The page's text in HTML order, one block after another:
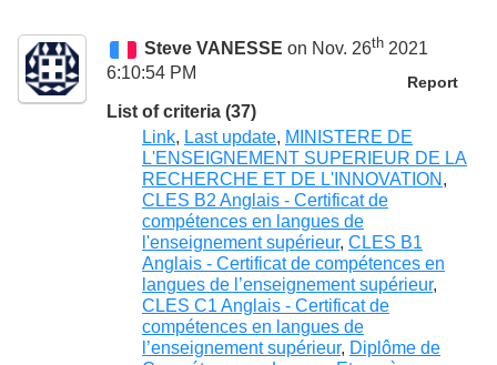
Steve VANESSE on Nov. 26th 2021
6:10:54 PM
Report
List of criteria (37)
Link, Last update, MINISTERE DE
L'ENSEIGNEMENT SUPERIEUR DE LA
RECHERCHE ET DE L'INNOVATION ,
CLES B2 Anglais - Certificat de
compétences en langues de
l'enseignement supérieur, CLES B1
Anglais - Certificat de compétences en
langues de l’enseignement supérieur,
CLES C1 Anglais - Certificat de
compétences en langues de
l’enseignement supérieur, Diplôme de